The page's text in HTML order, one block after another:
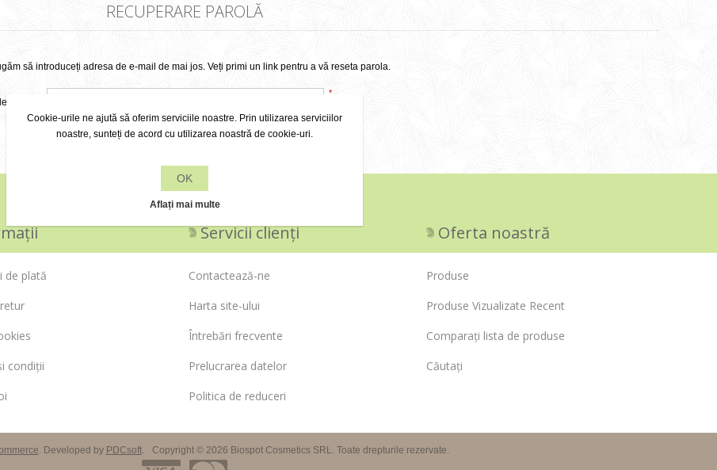
RECUPERARE PAROLĂ
să introduceți adresa de e-mail de mai jos. Veți primi un link pentru a vă reseta parola.
email:
*
de plată
condiții
Servicii clienți
Contactează-ne
Harta site-ului
Întrebări frecvente
Prelucrarea datelor
Politica de reduceri
Oferta noastră
Produse
Produse Vizualizate Recent
Comparați lista de produse
Căutați
. Developed by PDCsoft. Copyright © 2026 Biospot Cosmetics SRL. Toate drepturile rezervate.
Cookie-urile ne ajută să oferim serviciile noastre. Prin utilizarea serviciilor
noastre, sunteți de acord cu utilizarea noastră de cookie-uri.
OK
Aflați mai multe